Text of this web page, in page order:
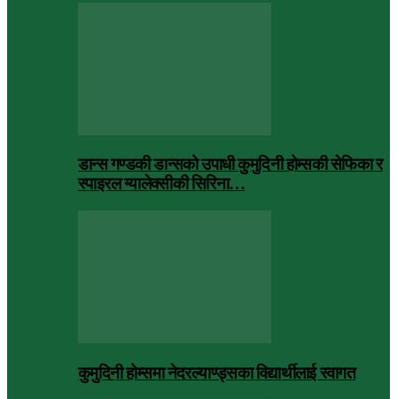
डान्स गण्डकी डान्सको उपाधी कुमुदिनी होम्सकी सेफिका र
स्पाइरल ग्यालेक्सीकी सिरिना…
कुमुदिनी होम्समा नेदरल्याण्ड्सका विद्यार्थीलाई स्वागत